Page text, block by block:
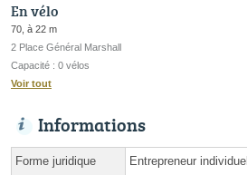
En vélo
70, à 22 m
2 Place Général Marshall
Capacité : 0 vélos
Voir tout
Informations
Forme juridique Entrepreneur individuel